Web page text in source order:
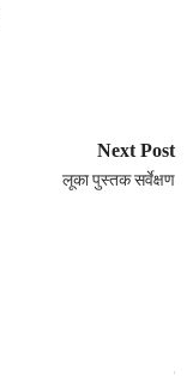
Next Post
लूका पुस्तक सर्वेक्षण